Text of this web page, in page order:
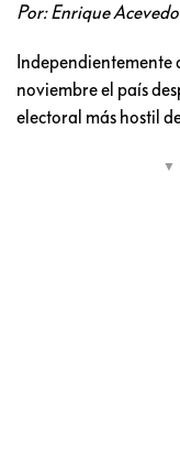
Por: Enrique Acevedo
Independientemente
noviembre el país
electoral más hostil
▼